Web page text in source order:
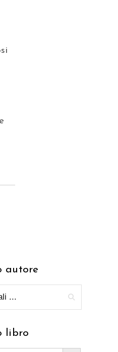
autore
libro
Search Button